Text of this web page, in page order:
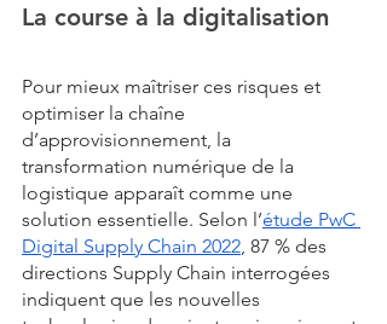
La course à la digitalisation
Pour mieux maîtriser ces risques et
optimiser la chaîne
d’approvisionnement, la
transformation numérique de la
logistique apparaît comme une
solution essentielle. Selon l’étude PwC
Digital Supply Chain 2022 , 87 % des
directions Supply Chain interrogées
indiquent que les nouvelles